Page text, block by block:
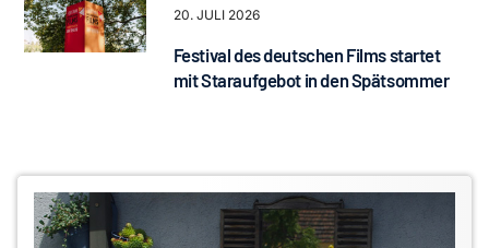
20. JULI 2026
Festival des deutschen Films startet
mit Staraufgebot in den Spätsommer